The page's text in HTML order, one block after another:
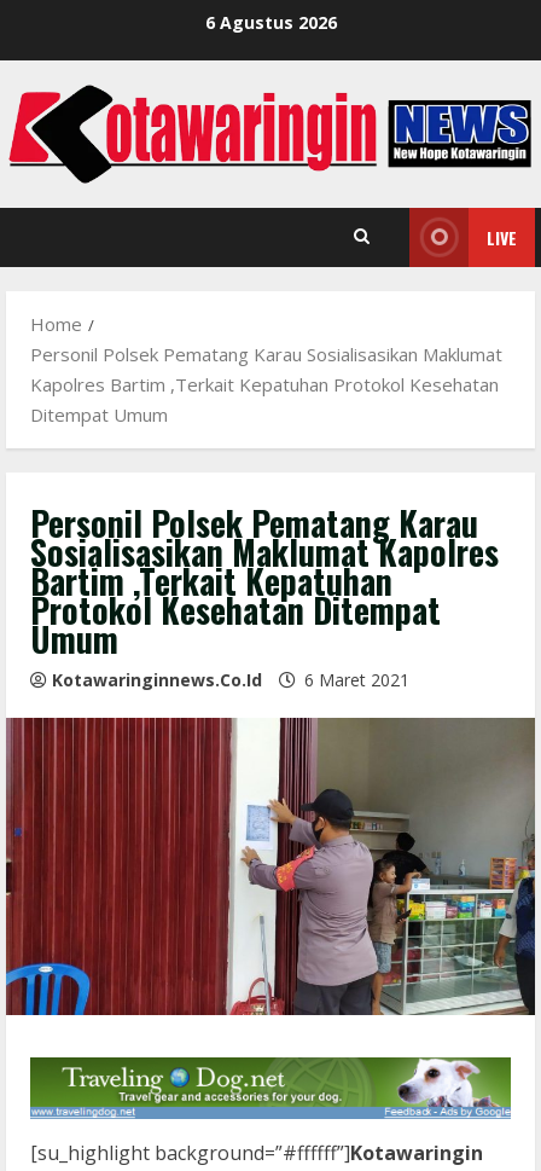
6 Agustus 2026
LIVE
Home
Personil Polsek Pematang Karau Sosialisasikan Maklumat
Kapolres Bartim ,Terkait Kepatuhan Protokol Kesehatan
Ditempat Umum
Personil Polsek Pematang Karau
Sosialisasikan Maklumat Kapolres
Bartim ,Terkait Kepatuhan
Protokol Kesehatan Ditempat
Umum
Kotawaringinnews.co.id 6 Maret 2021
[su_highlight background=”#ffffff”]Kotawaringin